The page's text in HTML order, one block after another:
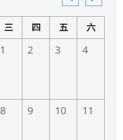
三 四 五 六
1 2 3 4
8 9 10 11